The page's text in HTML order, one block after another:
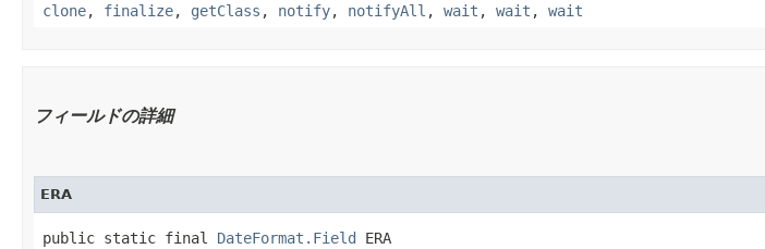
clone, finalize, getClass , notify, notifyAll , wait , wait , wait
フィールドの詳細
ERA
public static final DateFormat.Field ERA